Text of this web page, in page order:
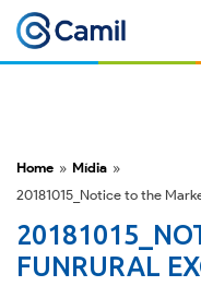
Estratégia
Home » Mídia »
20181015_Notice to the
FUNRURAL